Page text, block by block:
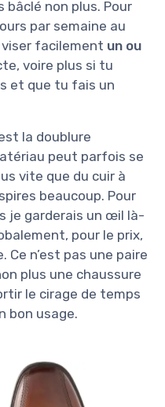
bâclé non plus. Pour
par semaine au
viser facilement un ou
voire plus si tu
et que tu fais un
la doublure
peut parfois se
vite que du cuir à
beaucoup. Pour
je garderais un œil là-
pour le prix,
n’est pas une paire
plus une chaussure
le cirage de temps
bon usage.